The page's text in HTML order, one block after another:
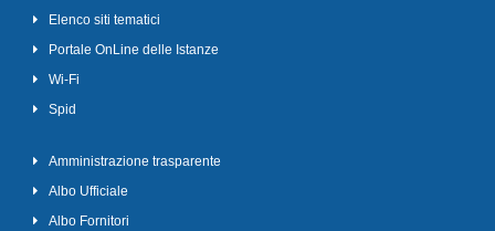
Elenco siti tematici
Portale OnLine delle Istanze
Wi-Fi
Spid
Amministrazione trasparente
Albo Ufficiale
Albo Fornitori